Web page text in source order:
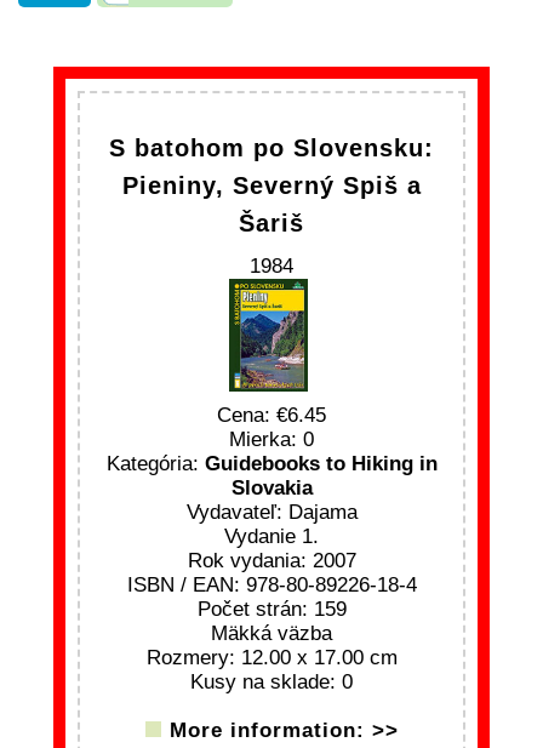
S batohom po Slovensku:
Pieniny, Severný Spiš a
Šariš
1984
Cena:
6.45
Mierka: 0
Kategória: Guidebooks to Hiking in
Slovakia
Vydavateľ: Dajama
Vydanie 1.
Rok vydania: 2007
ISBN / EAN: 978-80-89226-18-4
Počet strán: 159
Mäkká väzba
Rozmery: 12.00 x 17.00 cm
Kusy na sklade: 0
More information: >>